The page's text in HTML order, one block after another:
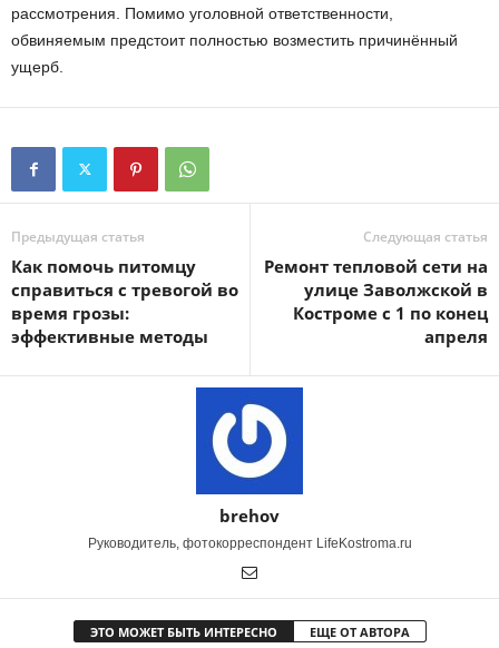
рассмотрения. Помимо уголовной ответственности,
обвиняемым предстоит полностью возместить причинённый
ущерб.
Предыдущая статья
Как помочь питомцу
справиться с тревогой во
время грозы:
эффективные методы
Следующая статья
Ремонт тепловой сети на
улице Заволжской в
Костроме с 1 по конец
апреля
brehov
Руководитель, фотокорреспондент LifeKostroma.ru
ЭТО МОЖЕТ БЫТЬ ИНТЕРЕСНО ЕЩЕ ОТ АВТОРА